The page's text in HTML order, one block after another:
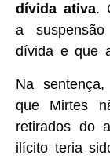
dívida ativa.
a
dívida e que
Na sentença,
que Mirtes
retirados do
ilícito teria